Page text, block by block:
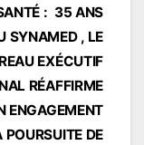
: 35 ANS
SYNAMED , LE
EXÉCUTIF
RÉAFFIRME
ENGAGEMENT
POURSUITE DE